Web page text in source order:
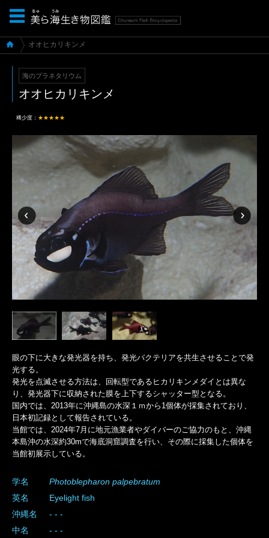
オオヒカリキンメ
海のプラネタリウム
オオヒカリキンメ
稀少度： ★★★★★
眼の下に大きな発光器を持ち、発光バクテリアを共生させることで発
光する。
発光を点滅させる方法は、回転型であるヒカリキンメダイとは異な
り、発光器下に収納された膜を上下するシャッター型となる。
国内では、2013年に沖縄島の水深１ｍから1個体が採集されており、
日本初記録として報告されている。
当館では、2024年7月に地元漁業者やダイバーのご協力のもと、沖縄
本島沖の水深約30mで海底洞窟調査を行い、その際に採集した個体を
当館初展示している。
学名 Photoblepharon palpebratum
英名
Eyelight fish
沖縄名
- - -
中名
- - -